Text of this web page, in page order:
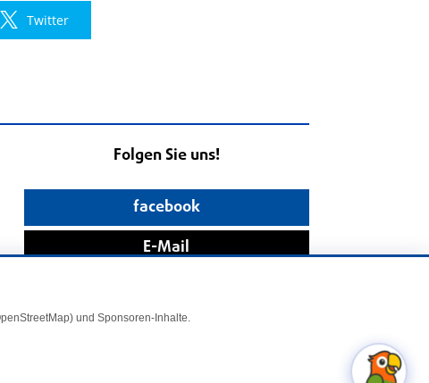
Twitter
Folgen Sie uns!
facebook
E-Mail
und Sponsoren-Inhalte.